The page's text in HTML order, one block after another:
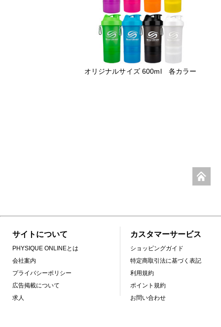
オリジナルサイズ 600ml 各カラー
サイトについて
PHYSIQUE ONLINEとは
会社案内
プライバシーポリシー
広告掲載について
求人
カスタマーサービス
ショッピングガイド
特定商取引法に基づく表記
利用規約
ポイント規約
お問い合わせ